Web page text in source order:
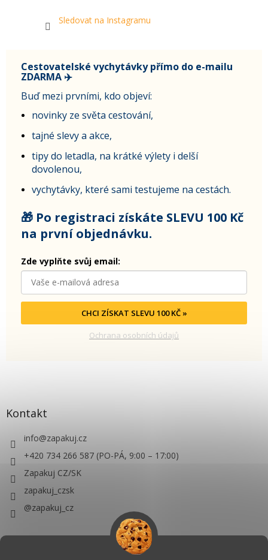
Sledovat na Instagramu
Cestovatelské vychytávky přímo do e-mailu
ZDARMA ✈️
Buď mezi prvními, kdo objeví:
novinky ze světa cestování,
tajné slevy a akce,
tipy do letadla, na krátké výlety i delší
dovolenou,
vychytávky, které sami testujeme na cestách.
🎁 Po registraci získáte SLEVU 100 Kč
na první objednávku.
Zde vyplňte svůj email:
CHCI ZÍSKAT SLEVU 100 KČ »
Ochrana osobních údajů
Kontakt
info@zapakuj.cz
+420 734 266 587 (PO-PÁ, 9:00 – 17:00)
Zapakuj CZ/SK
zapakuj_czsk
@zapakuj_cz